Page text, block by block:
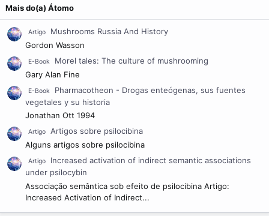
Mais do(a) Átomo
Artigo
Mushrooms Russia And History
Gordon Wasson
E-Book
Morel tales: The culture of mushrooming
Gary Alan Fine
E-Book
Pharmacotheon - Drogas enteógenas, sus fuentes
vegetales y su historia
Jonathan Ott 1994
Artigo
Artigos sobre psilocibina
Alguns artigos sobre psilocibina
Artigo
Increased activation of indirect semantic associations
under psilocybin
Associação semântica sob efeito de psilocibina Artigo:
Increased Activation of Indirect...